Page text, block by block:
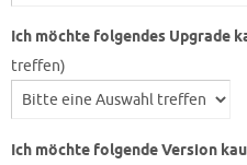
Ich möchte folgendes Upgrade
treffen)
Ich möchte folgende Version